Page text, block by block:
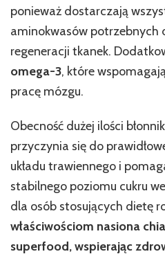
ponieważ dostarczają
aminokwasów potrzebnych
regeneracji tkanek.
omega-3, które
pracę mózgu.
Obecność dużej ilości
przyczynia się do
układu trawiennego i
stabilnego poziomu cukru
dla osób stosujących dietę
właściwościom nasiona
superfood, wspierając